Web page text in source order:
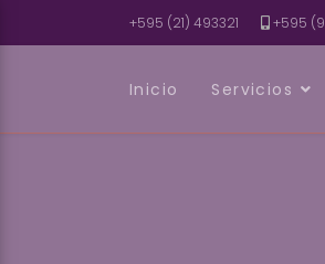
+595 (21) 493321 +595
Inicio Servicios